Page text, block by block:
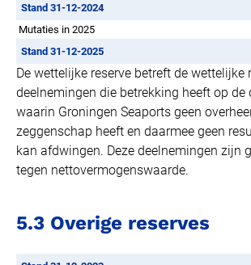
Stand 31-12-2024
Mutaties in 2025
Stand 31-12-2025
De wettelijke reserve betreft de wettelijke
deelnemingen die betrekking heeft op de
waarin Groningen Seaports geen
zeggenschap heeft en daarmee geen
kan afdwingen. Deze deelnemingen zijn
tegen nettovermogenswaarde.
5.3 Overige reserves